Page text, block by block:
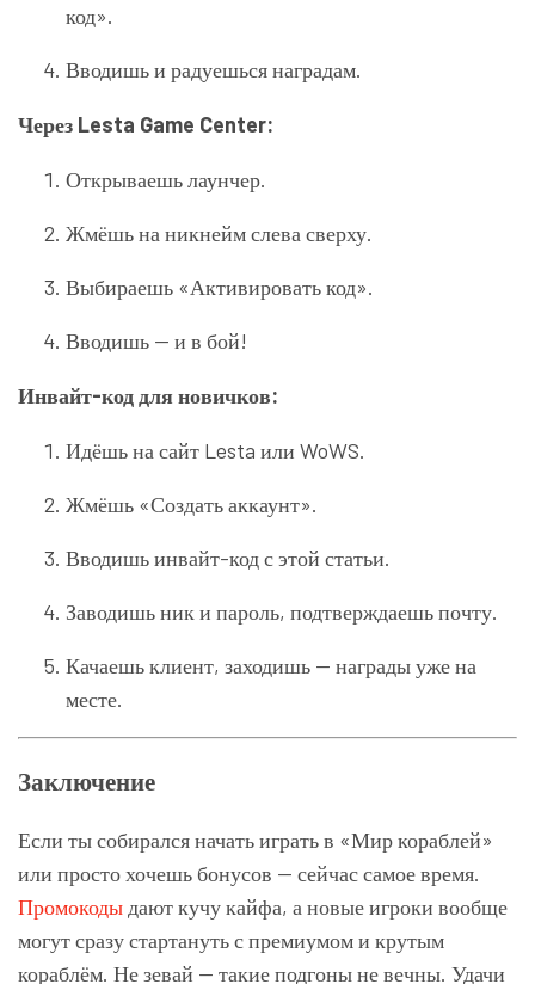
код».
Вводишь и радуешься наградам.
Через Lesta Game Center:
Открываешь лаунчер.
Жмёшь на никнейм слева сверху.
Выбираешь «Активировать код».
Вводишь — и в бой!
Инвайт-код для новичков:
Идёшь на сайт Lesta или WoWS.
Жмёшь «Создать аккаунт».
Вводишь инвайт-код с этой статьи.
Заводишь ник и пароль, подтверждаешь почту.
Качаешь клиент, заходишь — награды уже на
месте.
Заключение
Если ты собирался начать играть в «Мир кораблей»
или просто хочешь бонусов — сейчас самое время.
Промокоды дают кучу кайфа, а новые игроки вообще
могут сразу стартануть с премиумом и крутым
кораблём. Не зевай — такие подгоны не вечны. Удачи